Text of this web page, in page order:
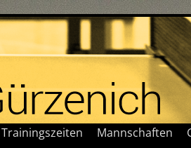
Trainingszeiten Mannschaften